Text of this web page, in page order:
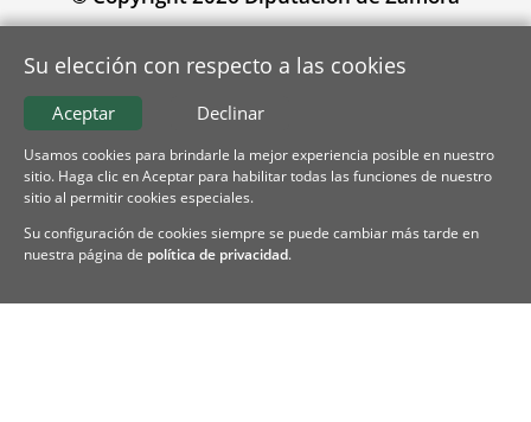
Su elección con respecto a las cookies
Declinar
Aceptar
Usamos cookies para brindarle la mejor experiencia posible en nuestro
sitio. Haga clic en Aceptar para habilitar todas las funciones de nuestro
sitio al permitir cookies especiales.
Su configuración de cookies siempre se puede cambiar más tarde en
nuestra página de política de privacidad.